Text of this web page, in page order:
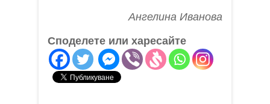
Ангелина Иванова
Споделете или харесайте